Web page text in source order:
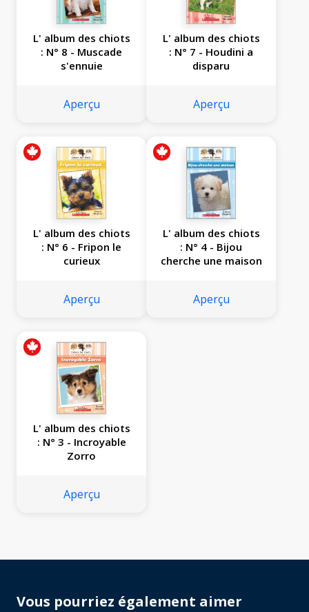
L' album des chiots
: N° 8 - Muscade
s'ennuie
Aperçu
L' album des chiots
: N° 7 - Houdini a
disparu
Aperçu
L' album des chiots
: N° 6 - Fripon le
curieux
Aperçu
L' album des chiots
: N° 4 - Bijou
cherche une maison
Aperçu
L' album des chiots
: N° 3 - Incroyable
Zorro
Aperçu
Vous pourriez également aimer